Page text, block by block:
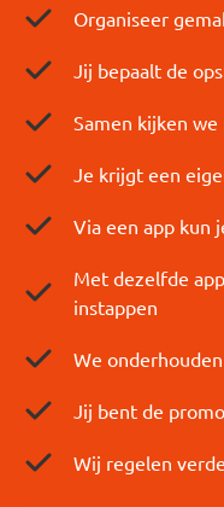
Organiseer
Jij bepaalt de
Samen kijken
Je krijgt een
Via een app kun
Met dezelfde
instappen
We
Jij bent de
Wij regelen